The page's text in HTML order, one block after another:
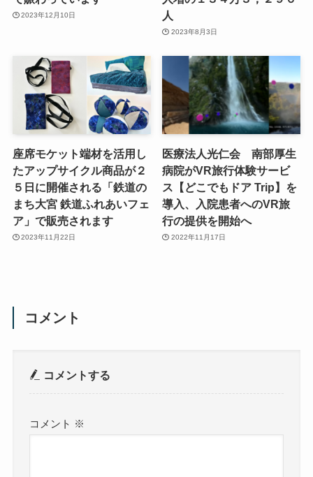
2023年12月10日
人
2023年8月3日
座席モケット端材を活用し
たアップサイクル商品が２
５日に開催される「鉄道の
まち大宮 鉄道ふれあいフェ
ア」で販売されます
2023年11月22日
医療法人光仁会 南部厚生
病院がVR旅行体験サービ
ス【どこでもドア Trip】を
導入、入院患者へのVR旅
行の提供を開始へ
2022年11月17日
コメント
コメントする
コメント ※